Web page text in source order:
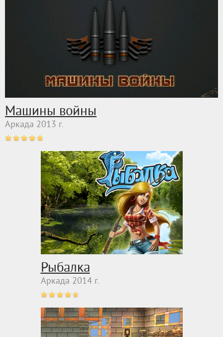
Машины войны
Аркада 2013 г.
Рыбалка
Аркада 2014 г.